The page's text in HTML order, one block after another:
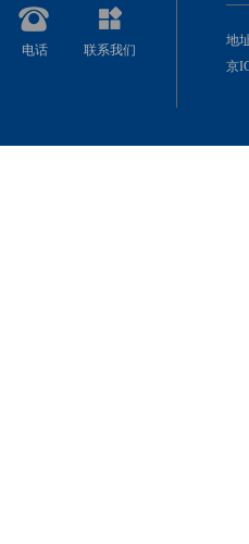
电话 联系我们
地
京